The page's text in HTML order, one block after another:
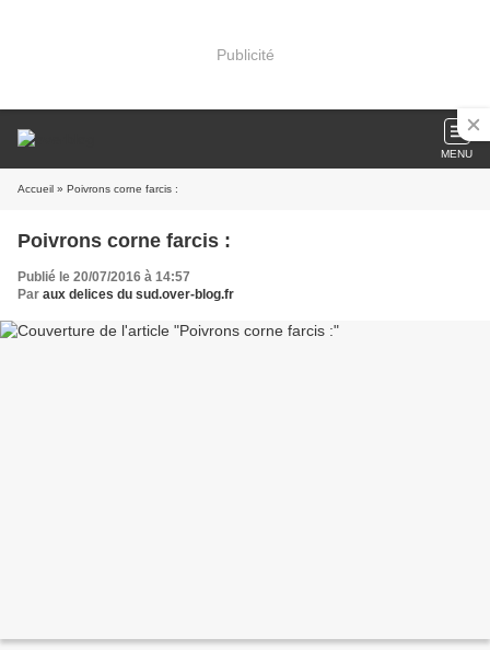
Publicité
MENU
Accueil » Poivrons corne farcis :
Poivrons corne farcis :
Publié le 20/07/2016 à 14:57
Par aux delices du sud.over-blog.fr